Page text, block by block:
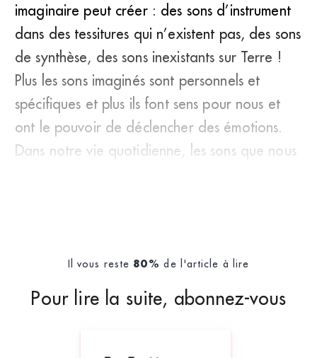
imaginaire peut créer : des sons d’instrument
dans des tessitures qui n’existent pas, des sons
de synthèse, des sons inexistants sur Terre !
Plus les sons imaginés sont personnels et
spécifiques et plus ils font sens pour nous et
ont le pouvoir de déclencher des émotions.
Dans notre vie quotidienne, les sons que nous
Il vous reste 80% de l'article à lire
Pour lire la suite, abonnez-vous